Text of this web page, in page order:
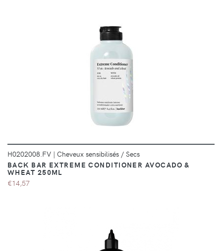
DÉTAILS
H0202008.FV | Cheveux sensibilisés / Secs
BACK BAR EXTREME CONDITIONER AVOCADO &
WHEAT 250ML
€14,57